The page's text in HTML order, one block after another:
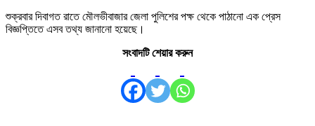
শুক্রবার দিবাগত রাতে মৌলভীবাজার জেলা পুলিশের পক্ষ থেকে পাঠানো এক প্রেস
বিজ্ঞপ্তিতে এসব তথ্য জানানো হয়েছে।
সংবাদটি শেয়ার করুন